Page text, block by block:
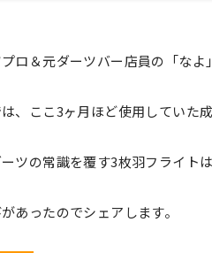
ロ＆元ダーツバー店員の「なよ
、ここ3ヶ月ほど使用していた
ツの常識を覆す3枚羽フライト
あったのでシェアします。